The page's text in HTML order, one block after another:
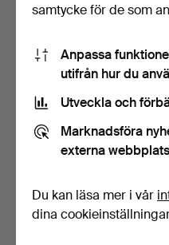
SJU ROYAL WORCESTER
PERSON …
7 dagar
Värdering
samtycke för de som
Anpassa
utifrån hur du
Utveckla och
Marknadsföra
externa
Du kan läsa mer i vår
dina